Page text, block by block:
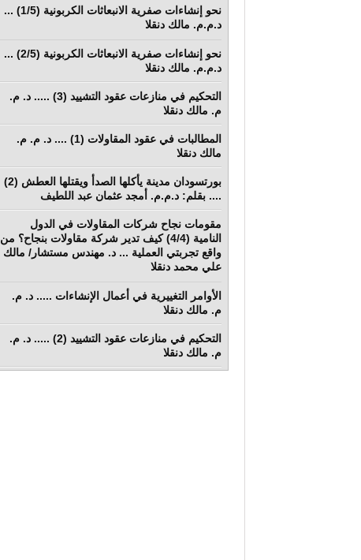
نحو إنشاءات صفرية الانبعاثات الكربونية (1/5) ...
د.م.م. مالك دنقلا
نحو إنشاءات صفرية الانبعاثات الكربونية (2/5) ...
د.م.م. مالك دنقلا
التحكيم في منازعات عقود التشييد (3) ..... د. م.
م. مالك دنقلا
المطالبات في عقود المقاولات (1) .... د. م. م.
مالك دنقلا
بورتسودان مدينة يأكلها الصدأ ويقتلها العطش (2)
.... بقلم: د.م.م. أمجد عثمان عبد اللطيف
مقومات نجاح شركات المقاولات في الدول
النامية (4/4) كيف تدير شركة مقاولات بنجاح؟ من
واقع تجربتي العملية ... د. مهندس مستشار/ مالك
علي محمد دنقلا
الأوامر التغييرية في أعمال الإنشاءات ..... د. م.
م. مالك دنقلا
التحكيم في منازعات عقود التشييد (2) ..... د. م.
م. مالك دنقلا